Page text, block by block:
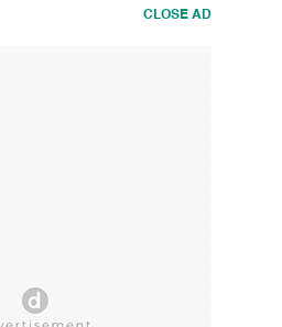
CLOSE AD